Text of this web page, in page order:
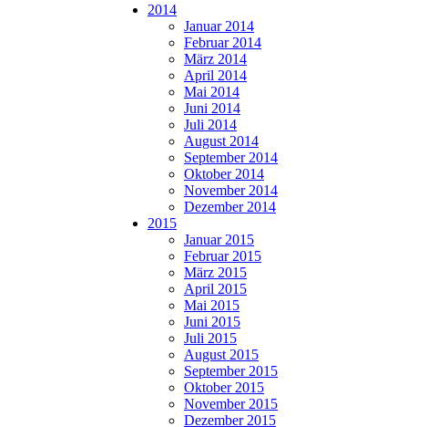
2014
Januar 2014
Februar 2014
März 2014
April 2014
Mai 2014
Juni 2014
Juli 2014
August 2014
September 2014
Oktober 2014
November 2014
Dezember 2014
2015
Januar 2015
Februar 2015
März 2015
April 2015
Mai 2015
Juni 2015
Juli 2015
August 2015
September 2015
Oktober 2015
November 2015
Dezember 2015